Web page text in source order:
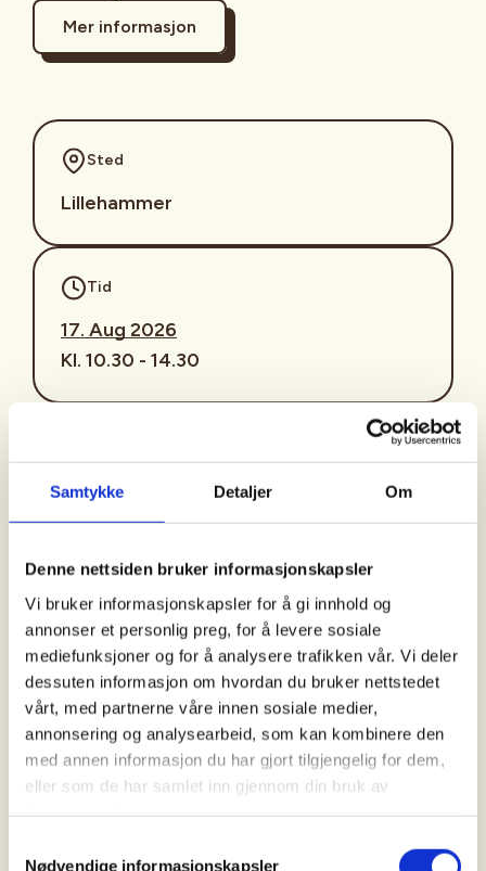
Samtykke Detaljer Om
Denne nettsiden bruker informasjonskapsler
Vi bruker informasjonskapsler for å gi innhold og
annonser et personlig preg, for å levere sosiale
mediefunksjoner og for å analysere trafikken vår. Vi deler
dessuten informasjon om hvordan du bruker nettstedet
vårt, med partnerne våre innen sosiale medier,
annonsering og analysearbeid, som kan kombinere den
med annen informasjon du har gjort tilgjengelig for dem,
eller som de har samlet inn gjennom din bruk av
Nødvendige informasjonskapsler
Mer informasjon
Sted
Lillehammer
Tid
17. Aug 2026
Kl. 10.30 - 14.30
DNT Lillehammer
Kontaktperson
Kirsten W. Espelid
936+25661
kirstenespelid@hotmail.com
Møtested ved parkeringen i Birkebeinervegen
nedenfor Birkebeineren Hotel kl. 10.30. Vi kjører
vegen mot Sjusjøen og kjører ca 2,5 km innover til
Sollifjell (974 m.o.h.). Videre over Mostefjell (984